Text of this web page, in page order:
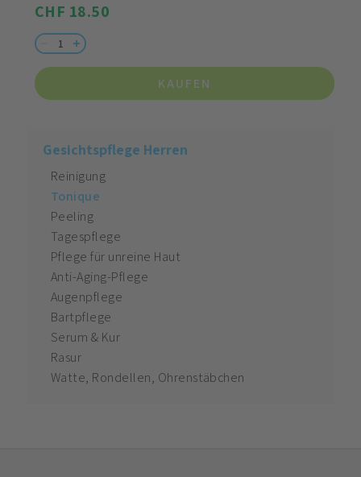
CHF 18.50
KAUFEN
Gesichtspflege Herren
Reinigung
Tonique
Peeling
Tagespflege
Pflege für unreine Haut
Anti-Aging-Pflege
Augenpflege
Bartpflege
Serum & Kur
Rasur
Watte, Rondellen, Ohrenstäbchen